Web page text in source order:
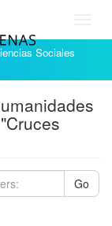
Sociales
Go